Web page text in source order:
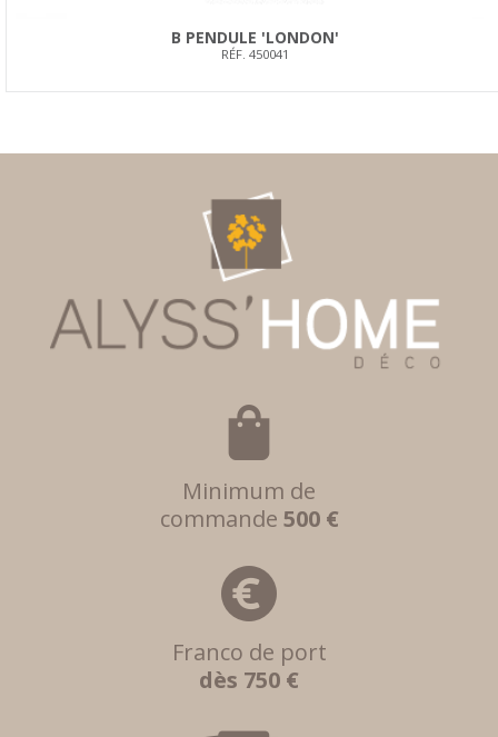
B PENDULE 'LONDON'
RÉF. 450041
Minimum de
commande 500 €
Franco de port
dès 750 €